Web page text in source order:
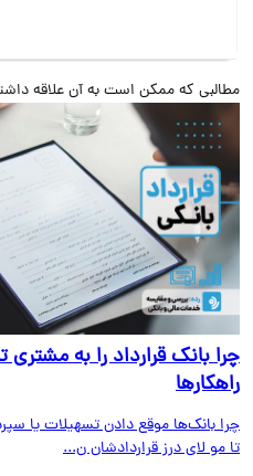
که ممکن است به آن علاقه داشته
بانک قرارداد را به مشتری
بانک‌ها موقع دادن تسهیلات یا
مو لای درز قراردادشان ن...